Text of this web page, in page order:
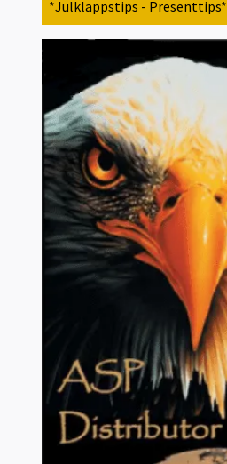
*Julklappstips - Presenttips*